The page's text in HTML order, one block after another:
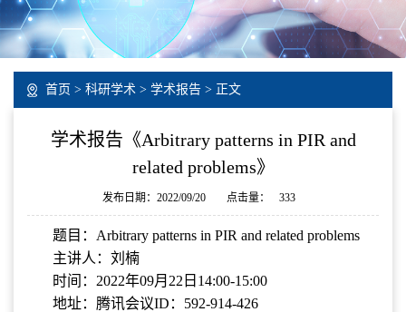
首页 > 科研学术 > 学术报告 > 正文
学术报告《Arbitrary patterns in PIR and
related problems》
发布日期：2022/09/20 点击量： 333
题目：Arbitrary patterns in PIR and related problems
主讲人：刘楠
时间：2022年09月22日14:00-15:00
地址：腾讯会议ID：592-914-426